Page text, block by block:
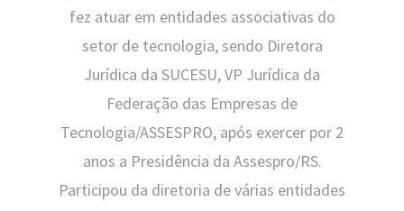
fez atuar em entidades associativas do
setor de tecnologia, sendo Diretora
Jurídica da SUCESU, VP Jurídica da
Federação das Empresas de
Tecnologia/ASSESPRO, após exercer por 2
anos a Presidência da Assespro/RS.
Participou da diretoria de várias entidades